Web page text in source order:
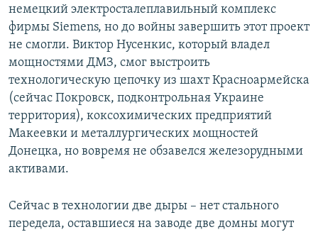
немецкий электросталеплавильный комплекс
фирмы Siemens, но до войны завершить этот проект
не смогли. Виктор Нусенкис, который владел
мощностями ДМЗ, смог выстроить
технологическую цепочку из шахт Красноармейска
(сейчас Покровск, подконтрольная Украине
территория), коксохимических предприятий
Макеевки и металлургических мощностей
Донецка, но вовремя не обзавелся железорудными
активами.
Сейчас в технологии две дыры – нет стального
передела, оставшиеся на заводе две домны могут